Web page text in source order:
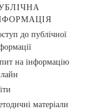
до публічної
на інформацію
матеріали